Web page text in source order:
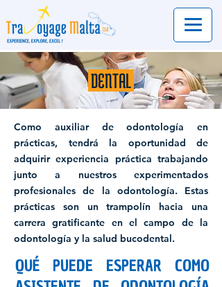
DENTAL
Como auxiliar de odontología en
prácticas, tendrá la oportunidad de
adquirir experiencia práctica trabajando
junto a nuestros experimentados
profesionales de la odontología. Estas
prácticas son un trampolín hacia una
carrera gratificante en el campo de la
odontología y la salud bucodental.
QUÉ PUEDE ESPERAR COMO